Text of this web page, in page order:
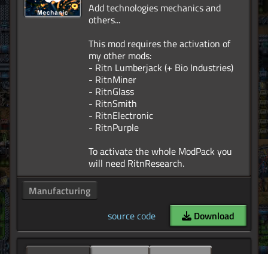
Add technologies mechanics and
others...
This mod requires the activation of
my other mods:
- Ritn Lumberjack (+ Bio Industries)
- RitnMiner
- RitnGlass
- RitnSmith
- RitnElectronic
- RitnPurple
To activate the whole ModPack you
Manufacturing
source code
Download